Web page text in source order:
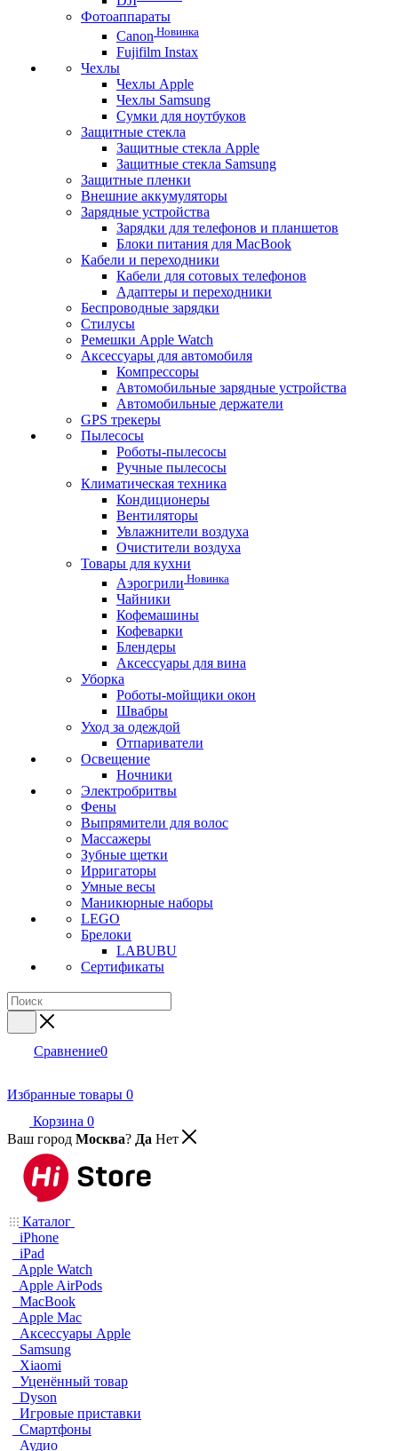
Фотоаппараты
Canon Новинка
Fujifilm Instax
Чехлы
Чехлы Apple
Чехлы Samsung
Сумки для ноутбуков
Защитные стекла
Защитные стекла Apple
Защитные стекла Samsung
Защитные пленки
Внешние аккумуляторы
Зарядные устройства
Зарядки для телефонов и планшетов
Блоки питания для MacBook
Кабели и переходники
Кабели для сотовых телефонов
Адаптеры и переходники
Беспроводные зарядки
Стилусы
Ремешки Apple Watch
Аксессуары для автомобиля
Компрессоры
Автомобильные зарядные устройства
Автомобильные держатели
GPS трекеры
Пылесосы
Роботы-пылесосы
Ручные пылесосы
Климатическая техника
Кондиционеры
Вентиляторы
Увлажнители воздуха
Очистители воздуха
Товары для кухни
Аэрогрили Новинка
Чайники
Кофемашины
Кофеварки
Блендеры
Аксессуары для вина
Уборка
Роботы-мойщики окон
Швабры
Уход за одеждой
Отпариватели
Освещение
Ночники
Электробритвы
Фены
Выпрямители для волос
Массажеры
Зубные щетки
Ирригаторы
Умные весы
Маникюрные наборы
LEGO
Брелоки
LABUBU
Сертификаты
Сравнение0
Избранные товары 0
Корзина 0
Ваш город Москва? Да Нет
Каталог
iPhone
iPad
Apple Watch
Apple AirPods
MacBook
Apple Mac
Аксессуары Apple
Samsung
Xiaomi
Уценённый товар
Dyson
Игровые приставки
Смартфоны
Аудио